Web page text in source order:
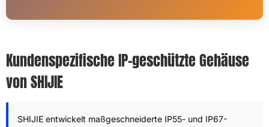
Kundenspezifische IP-geschützte Gehäuse
von SHIJIE
SHIJIE entwickelt maßgeschneiderte IP55- und IP67-